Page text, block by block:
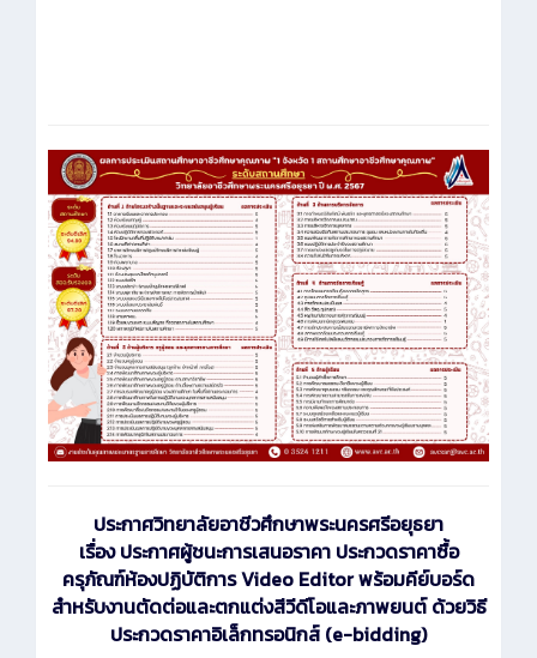
ประกาศวิทยาลัยอาชีวศึกษาพระนครศรีอยุธยา
เรื่อง ประกาศผู้ชนะการเสนอราคา ประกวดราคาซื้อ
ครุภัณฑ์ห้องปฏิบัติการ Video Editor พร้อมคีย์บอร์ด
สำหรับงานตัดต่อและตกแต่งสีวีดีโอและภาพยนต์ ด้วยวิธี
ประกวดราคาอิเล็กทรอนิกส์ (e-bidding)